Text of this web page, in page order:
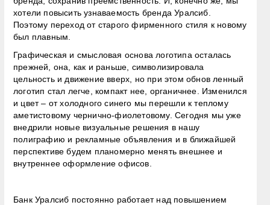
хотели повысить узнаваемость бренда Уралсиб.
Поэтому переход от старого фирменного стиля к новому
был плавным.
Графическая и смысловая основа логотипа осталась
прежней, она, как и раньше, символизировала
цельность и движение вверх, но при этом обнов ленный
логотип стал легче, компакт нее, органичнее. Изменился
и цвет – от холодного синего мы перешли к теплому
аметистовому чернично-фиолетовому. Сегодня мы уже
внедрили новые визуальные решения в нашу
полиграфию и рекламные объявления и в ближайшей
перспективе будем планомерно менять внешнее и
внутреннее оформление офисов.
Банк Уралсиб постоянно работает над повышением